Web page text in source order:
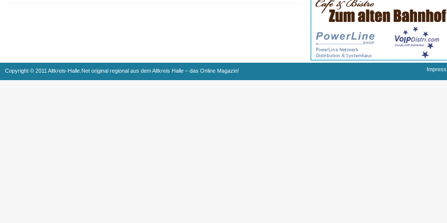
Copyright © 2011 Altkreis-Halle.Net original regional aus dem Altkreis Halle – das Online Magazin!